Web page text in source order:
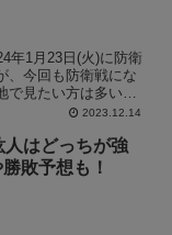
年1月23日(火)に防衛
、今回も防衛戦にな
で見たい方は多いは
2023.12.14
はどっちが強
敗予想も！